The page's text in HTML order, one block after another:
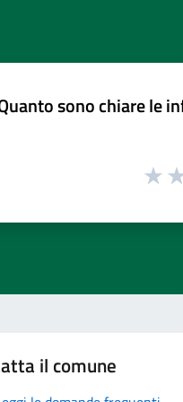
sono chiare le
il comune